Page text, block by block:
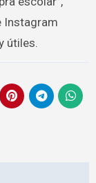
Instagram
útiles.